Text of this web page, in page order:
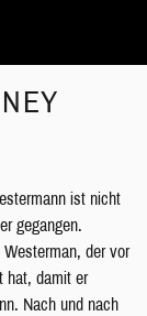
ist nicht
gegangen.
der vor
hat, damit er
Nach und nach